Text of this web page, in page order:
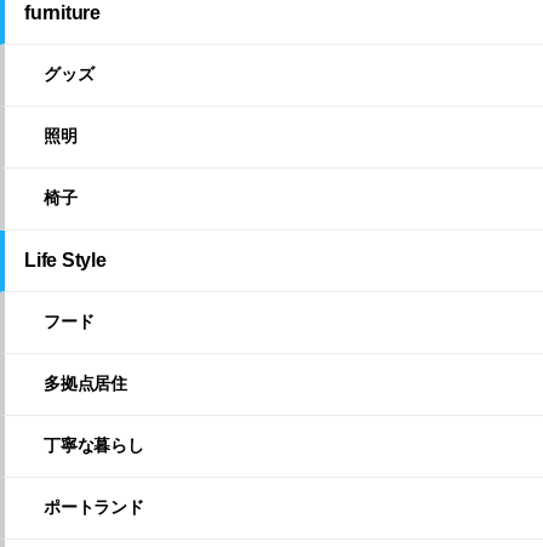
furniture
グッズ
照明
椅子
Life Style
フード
多拠点居住
丁寧な暮らし
ポートランド